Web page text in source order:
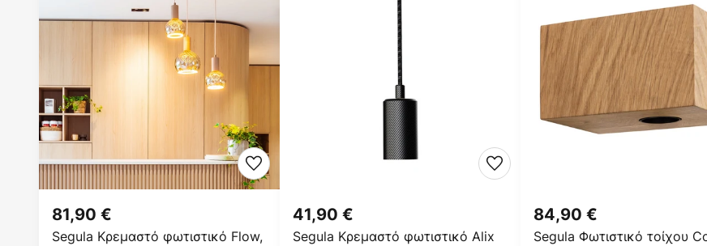
Segula Κρεμαστό φωτιστικό Flow,
81,90 €
Segula Κρεμαστό φωτιστικό Alix
41,90 €
Segula Φωτιστικό τοίχου
84,90 €